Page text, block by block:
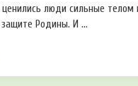
люди сильные телом
Родины. И ...